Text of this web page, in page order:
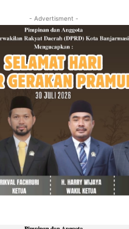
- Advertisment -